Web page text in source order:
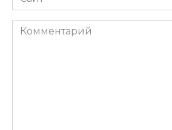
Комментарий